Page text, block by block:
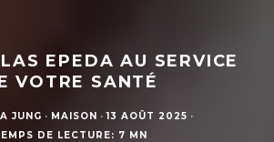
EPEDA AU SERVICE
VOTRE SANTÉ
JUNG · MAISON · 13 AOÛT 2025 ·
DE LECTURE: 7 MN